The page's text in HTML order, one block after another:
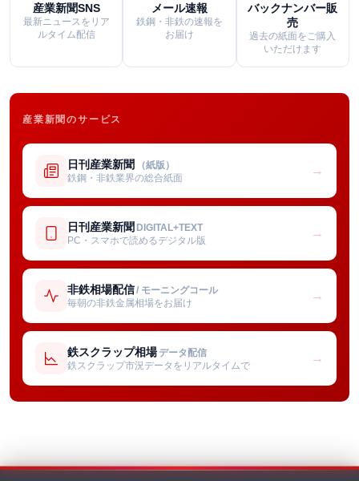
産業新聞SNS
最新ニュースをリア
ルタイム配信
メール速報
鉄鋼・非鉄の速報を
お届け
バックナンバー販
売
過去の紙面をご購入
いただけます
産業新聞のサービス
日刊産業新聞 （紙版）
鉄鋼・非鉄業界の総合紙面
→
日刊産業新聞 DIGITAL+TEXT
PC・スマホで読めるデジタル版
→
非鉄相場配信/ モーニングコール
毎朝の非鉄金属相場をお届け
→
鉄スクラップ相場 データ配信
鉄スクラップ市況データをリアルタイムで
→